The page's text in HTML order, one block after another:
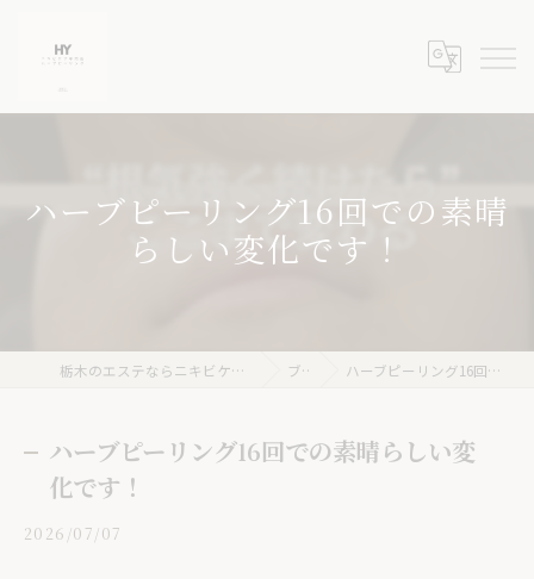
ハーブピーリング16回での素晴
らしい変化です！
栃木のエステならニキビケア専門店 ハーブピーリングHY ブログ ハーブピーリング16回での素晴らしい変化です！
ハーブピーリング16回での素晴らしい変
化です！
2026/07/07